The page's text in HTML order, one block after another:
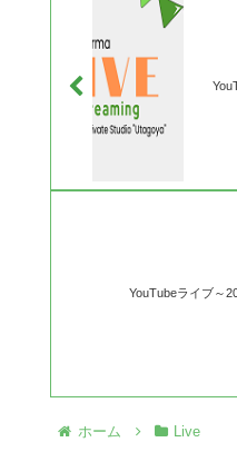
YouTubeライブ～
ホーム Live